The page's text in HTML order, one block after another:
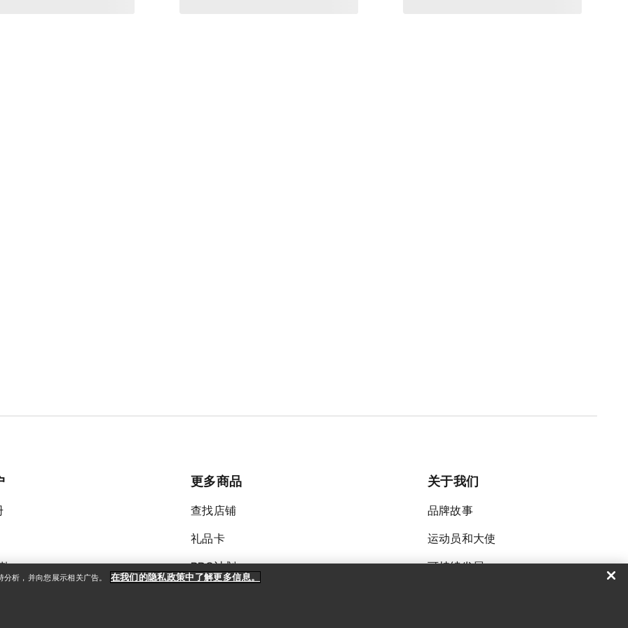
更多商品
查找店铺
礼品卡
PRO计划
关于我们
品牌故事
运动员和大使
可持续发展
析，并向您展示相关广告。 在我们的隐私政策中了解更多信息。